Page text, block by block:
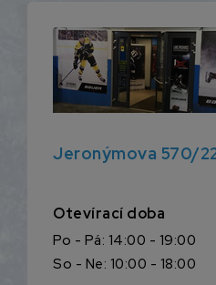
Jeronýmova 570/
Otevírací doba
Po - Pá: 14:00 - 19:00
So - Ne: 10:00 - 18:00